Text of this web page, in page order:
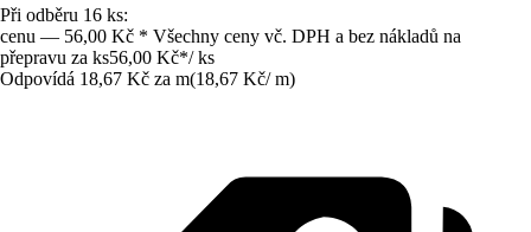
Při odběru 16 ks:
cenu — 56,00 Kč * Všechny ceny vč. DPH a bez nákladů na
přepravu za ks56,00 Kč*/ ks
Odpovídá 18,67 Kč za m(18,67 Kč/ m)